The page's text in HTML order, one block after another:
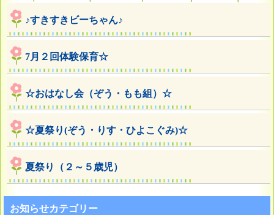
♪すきすきビーちゃん♪
7月２回体験保育☆
☆おはなし会（ぞう・もも組）☆
☆夏祭り(ぞう・りす・ひよこぐみ)☆
夏祭り（２～５歳児）
お知らせカテゴリー